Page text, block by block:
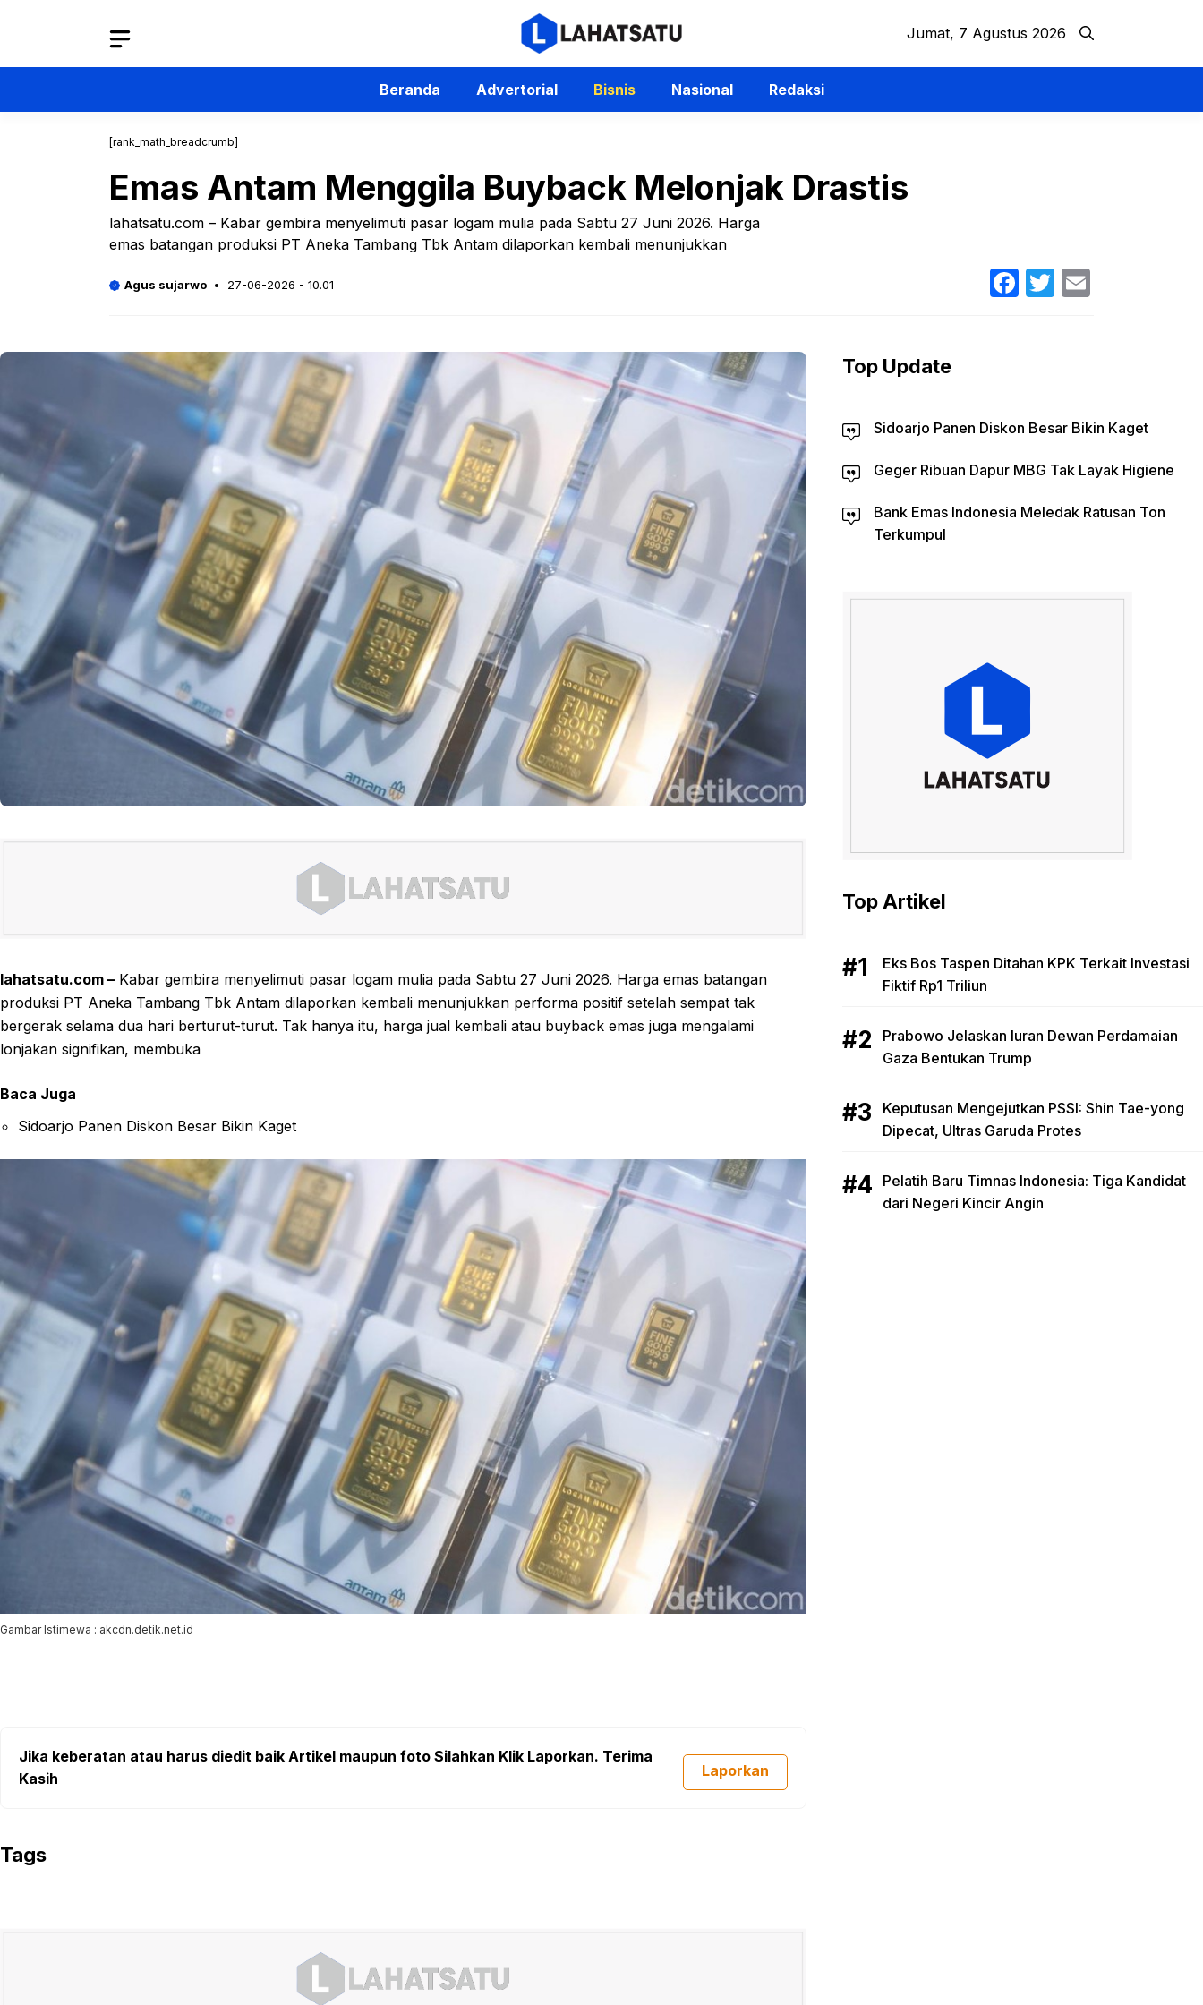
Jumat, 7 Agustus 2026
Beranda Advertorial Bisnis Nasional Redaksi
[rank_math_breadcrumb]
Emas Antam Menggila Buyback Melonjak Drastis
lahatsatu.com – Kabar gembira menyelimuti pasar logam mulia pada Sabtu 27 Juni 2026. Harga
emas batangan produksi PT Aneka Tambang Tbk Antam dilaporkan kembali menunjukkan
Agus sujarwo 27-06-2026 - 10.01 Facebook
Twitter
lahatsatu.com – Kabar gembira menyelimuti pasar logam mulia pada Sabtu 27 Juni 2026. Harga emas batangan
produksi PT Aneka Tambang Tbk Antam dilaporkan kembali menunjukkan performa positif setelah sempat tak
bergerak selama dua hari berturut-turut. Tak hanya itu, harga jual kembali atau buyback emas juga mengalami
lonjakan signifikan, membuka
Baca Juga
Sidoarjo Panen Diskon Besar Bikin Kaget
Gambar Istimewa : akcdn.detik.net.id
Jika keberatan atau harus diedit baik Artikel maupun foto Silahkan Klik Laporkan. Terima
Kasih
Laporkan
Tags
Top Update
Sidoarjo Panen Diskon Besar Bikin Kaget
Geger Ribuan Dapur MBG Tak Layak Higiene
Bank Emas Indonesia Meledak Ratusan Ton
Terkumpul
Top Artikel
Eks Bos Taspen Ditahan KPK Terkait Investasi
Fiktif Rp1 Triliun
Prabowo Jelaskan Iuran Dewan Perdamaian
Gaza Bentukan Trump
Keputusan Mengejutkan PSSI: Shin Tae-yong
Dipecat, Ultras Garuda Protes
Pelatih Baru Timnas Indonesia: Tiga Kandidat
dari Negeri Kincir Angin